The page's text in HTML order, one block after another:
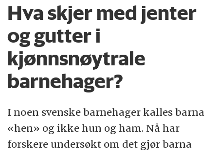
Hva skjer med jenter
og gutter i
kjønnsnøytrale
barnehager?
I noen svenske barnehager kalles barna
«hen» og ikke hun og ham. Nå har
forskere undersøkt om det gjør barna